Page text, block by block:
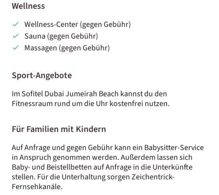
Wellness
Wellness-Center (gegen Gebühr)
Sauna (gegen Gebühr)
Massagen (gegen Gebühr)
Sport-Angebote
Im Sofitel Dubai Jumeirah Beach kannst du den
Fitnessraum rund um die Uhr kostenfrei nutzen.
Für Familien mit Kindern
Auf Anfrage und gegen Gebühr kann ein Babysitter-Service
in Anspruch genommen werden. Außerdem lassen sich
Baby- und Beistellbetten auf Anfrage in die Unterkünfte
stellen. Für die Unterhaltung sorgen Zeichentrick-
Fernsehkanäle.